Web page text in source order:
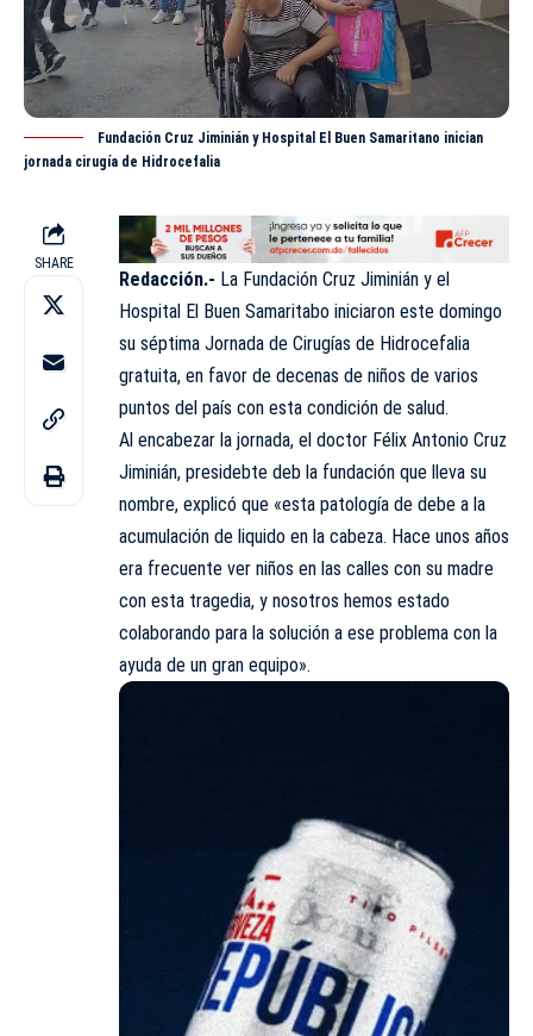
Fundación Cruz Jiminián y Hospital El Buen Samaritano inician
jornada cirugía de Hidrocefalia
SHARE
Redacción.- La Fundación Cruz Jiminián y el
Hospital El Buen Samaritabo iniciaron este domingo
su séptima Jornada de Cirugías de Hidrocefalia
gratuita, en favor de decenas de niños de varios
puntos del país con esta condición de salud.
Al encabezar la jornada, el doctor Félix Antonio Cruz
Jiminián, presidebte deb la fundación que lleva su
nombre, explicó que «esta patología de debe a la
acumulación de liquido en la cabeza. Hace unos años
era frecuente ver niños en las calles con su madre
con esta tragedia, y nosotros hemos estado
colaborando para la solución a ese problema con la
ayuda de un gran equipo».